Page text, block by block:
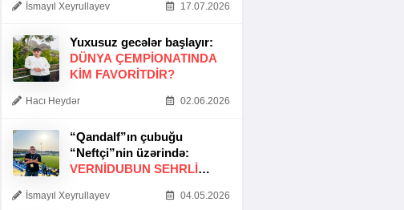
İsmayıl Xeyrullayev 17.07.2026
Yuxusuz gecələr başlayır:
DÜNYA ÇEMPIONATINDA
KIM FAVORITDIR?
Hacı Heydər 02.06.2026
“Qandalf”ın çubuğu
“Neftçi”nin üzərində:
VERNİDUBUN SEHRLİ
İsmayıl Xeyrullayev 04.05.2026